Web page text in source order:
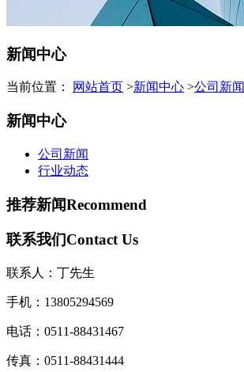
新闻中心
当前位置： 网站首页 >新闻中心 >公司新闻
新闻中心
公司新闻
行业动态
推荐新闻Recommend
联系我们Contact Us
联系人：丁先生
手机：13805294569
电话： 0511-88431467
传真：0511-88431444